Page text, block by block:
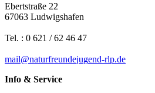
Ebertstraße 22
67063 Ludwigshafen
Tel. : 0 621 / 62 46 47
mail@naturfreundejugend-rlp.de
Info & Service